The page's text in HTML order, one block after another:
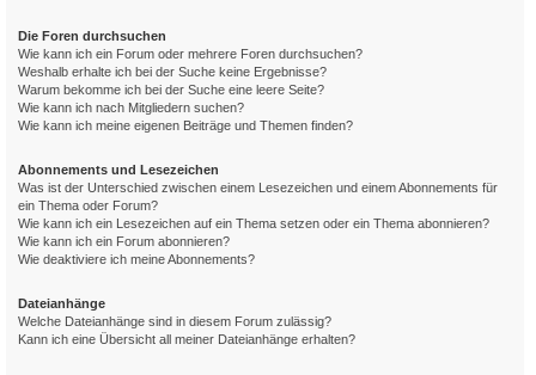
Die Foren durchsuchen
Wie kann ich ein Forum oder mehrere Foren durchsuchen?
Weshalb erhalte ich bei der Suche keine Ergebnisse?
Warum bekomme ich bei der Suche eine leere Seite?
Wie kann ich nach Mitgliedern suchen?
Wie kann ich meine eigenen Beiträge und Themen finden?
Abonnements und Lesezeichen
Was ist der Unterschied zwischen einem Lesezeichen und einem Abonnements für
ein Thema oder Forum?
Wie kann ich ein Lesezeichen auf ein Thema setzen oder ein Thema abonnieren?
Wie kann ich ein Forum abonnieren?
Wie deaktiviere ich meine Abonnements?
Dateianhänge
Welche Dateianhänge sind in diesem Forum zulässig?
Kann ich eine Übersicht all meiner Dateianhänge erhalten?